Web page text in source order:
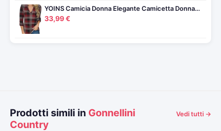
YOINS Camicia Donna Elegante Camicetta Donna…
33,99 €
Prodotti simili in Gonnellini
Country
Vedi tutti →